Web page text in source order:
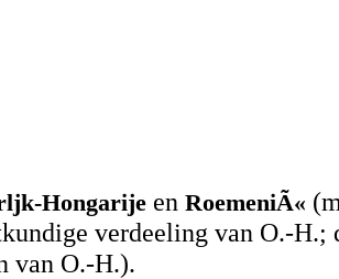
Hongarije en RoemeniÃ«
verdeeling van O.-H.;
van O.-H.).